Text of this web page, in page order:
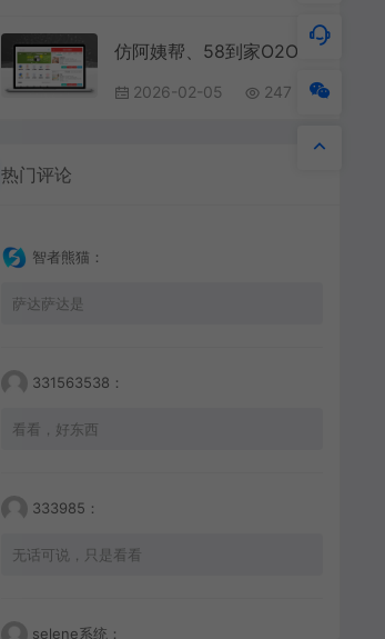
2026-02-05 247
热门评论
智者熊猫：
萨达萨达是
331563538：
看看，好东西
333985：
无话可说，只是看看
selene系统：